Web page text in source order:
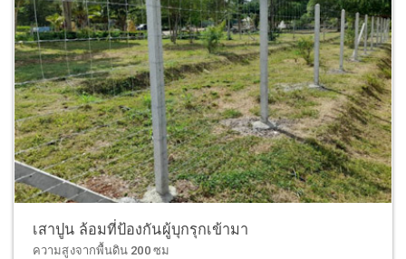
เสาปูน ล้อมที่ป้องกันผู้บุกรุกเข้ามา
ความสูงจากพื้นดิน 200 ซม